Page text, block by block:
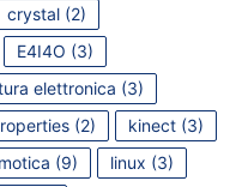
crystal (2)
E4I4O (3)
elettronica (3)
(2) kinect (3)
(9) linux (3)